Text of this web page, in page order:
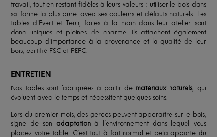
travail, tout en restant fidèles à leurs valeurs : utiliser le bois dans
sa forme la plus pure, avec ses couleurs et défauts naturels. Les
tables d'Evert et Teun, faites à la main dans leur atelier sont
donc uniques et pleines de charme. Ils attachent également
beaucoup d'importance à la provenance et la qualité de leur
bois, certifié FSC et PEFC.
ENTRETIEN
Nos tables sont fabriquées à partir de matériaux naturels, qui
évoluent avec le temps et nécessitent quelques soins.
Lors du premier mois, des gerces peuvent apparaître sur le bois,
signe de son adaptationà l’environnement dans lequel vous
placez votre table. C’est tout à fait normal et cela apporte du